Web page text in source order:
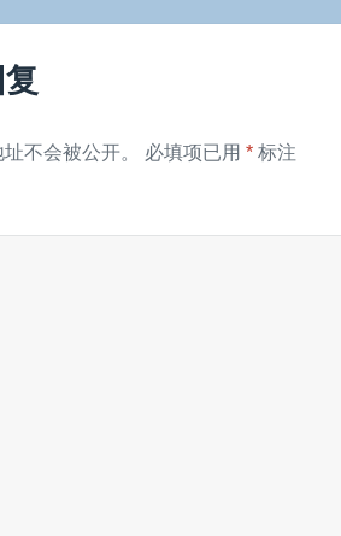
不会被公开。 必填项已用* 标注